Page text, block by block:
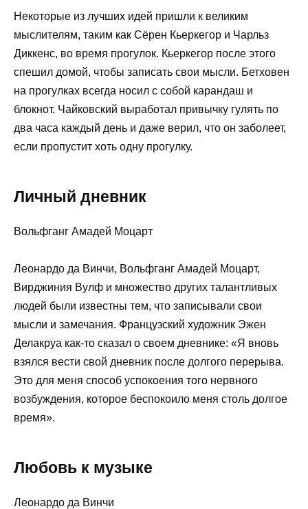
Некоторые из лучших идей пришли к великим
мыслителям, таким как Сёрен Кьеркегор и Чарльз
Диккенс, во время прогулок. Кьеркегор после этого
спешил домой, чтобы записать свои мысли. Бетховен
на прогулках всегда носил с собой карандаш и
блокнот. Чайковский выработал привычку гулять по
два часа каждый день и даже верил, что он заболеет,
если пропустит хоть одну прогулку.
Личный дневник
Вольфганг Амадей Моцарт
Леонардо да Винчи, Вольфганг Амадей Моцарт,
Вирджиния Вулф и множество других талантливых
людей были известны тем, что записывали свои
мысли и замечания. Французский художник Эжен
Делакруа как-то сказал о своем дневнике: «Я вновь
взялся вести свой дневник после долгого перерыва.
Это для меня способ успокоения того нервного
возбуждения, которое беспокоило меня столь долгое
время».
Любовь к музыке
Леонардо да Винчи